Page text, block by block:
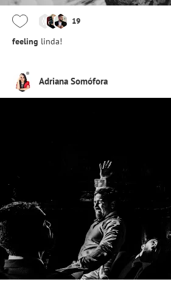
19
feeling linda!
Adriana Somófora